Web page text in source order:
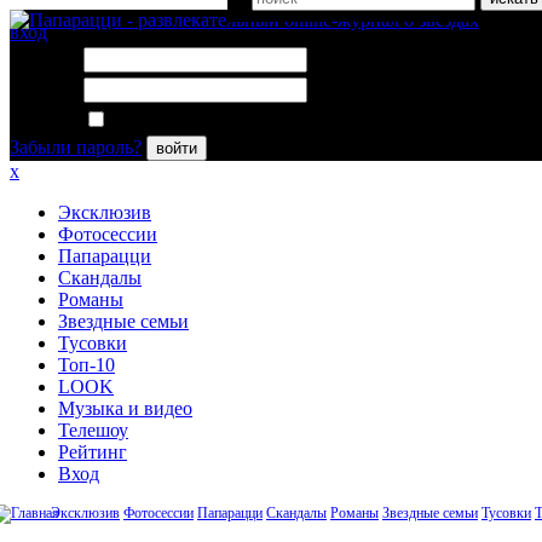
вход
Забыли пароль?
войти
x
Эксклюзив
Фотосессии
Папарацци
Скандалы
Романы
Звездные семьи
Тусовки
Топ-10
LOOK
Музыка и видео
Телешоу
Рейтинг
Вход
Эксклюзив Фотосессии Папарацци Скандалы Романы Звездные семьи Тусовки